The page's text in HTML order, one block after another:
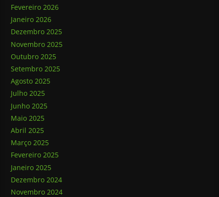
Fevereiro 2026
Janeiro 2026
Dezembro 2025
Novembro 2025
Outubro 2025
Setembro 2025
Agosto 2025
Julho 2025
Junho 2025
Maio 2025
Abril 2025
Março 2025
Fevereiro 2025
Janeiro 2025
Dezembro 2024
Novembro 2024